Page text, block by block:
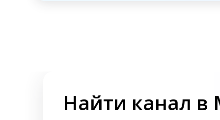
Найти канал в